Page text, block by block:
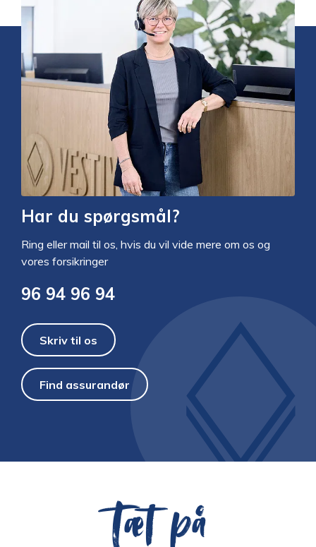
Har du spørgsmål?
Ring eller mail til os, hvis du vil vide mere om os og
vores forsikringer
96 94 96 94
Skriv til os
Find assurandør
Tæt på